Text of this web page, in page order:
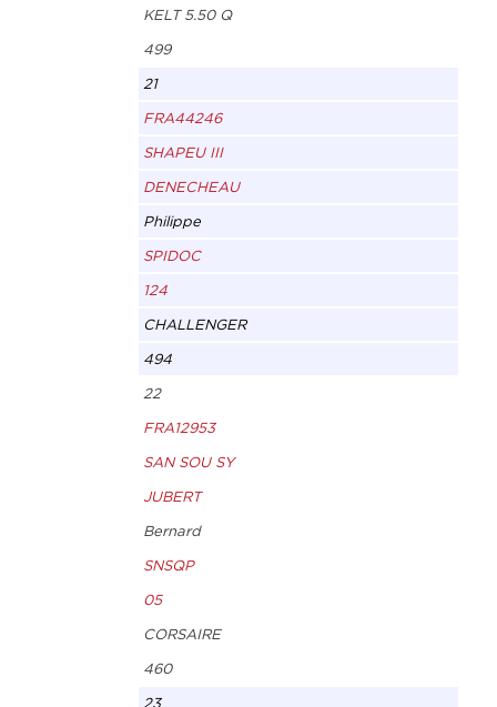
KELT 5.50 Q
499
21
FRA44246
SHAPEU III
DENECHEAU
Philippe
SPIDOC
124
CHALLENGER
494
22
FRA12953
SAN SOU SY
JUBERT
Bernard
SNSQP
05
CORSAIRE
460
23